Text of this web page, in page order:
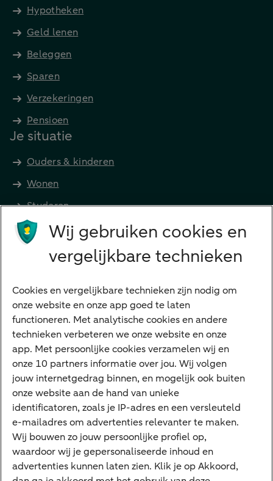
Hypotheken
Geld lenen
Beleggen
Sparen
Verzekeringen
Pensioen
Je situatie
Ouders & kinderen
Wonen
Studeren
Preferred Banking
Digitale diensten
Internet Bankieren
ABN AMRO app
Tikkie
Apple Pay
Google Pay
Veilig bankieren
Meest gezocht
Hypotheek berekenen
Wij gebruiken cookies en
vergelijkbare technieken
Cookies en vergelijkbare technieken zijn nodig om
onze website en onze app goed te laten
functioneren. Met analytische cookies en andere
technieken verbeteren we onze website en onze
app. Met persoonlijke cookies verzamelen wij en
onze 10 partners informatie over jou. Wij volgen
jouw internetgedrag binnen, en mogelijk ook buiten
onze website aan de hand van unieke
identificatoren, zoals je IP-adres en een versleuteld
e-mailadres om advertenties relevanter te maken.
Wij bouwen zo jouw persoonlijke profiel op,
waardoor wij je gepersonaliseerde inhoud en
advertenties kunnen laten zien. Klik je op Akkoord,